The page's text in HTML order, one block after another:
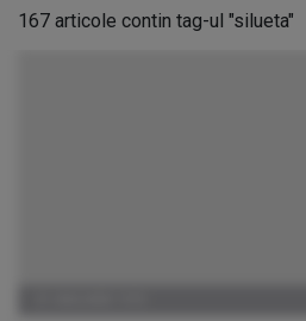
167 articole contin tag-ul "silueta"